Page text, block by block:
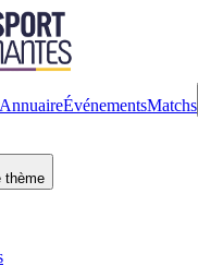
AnnuaireÉvénementsMatchs
thème